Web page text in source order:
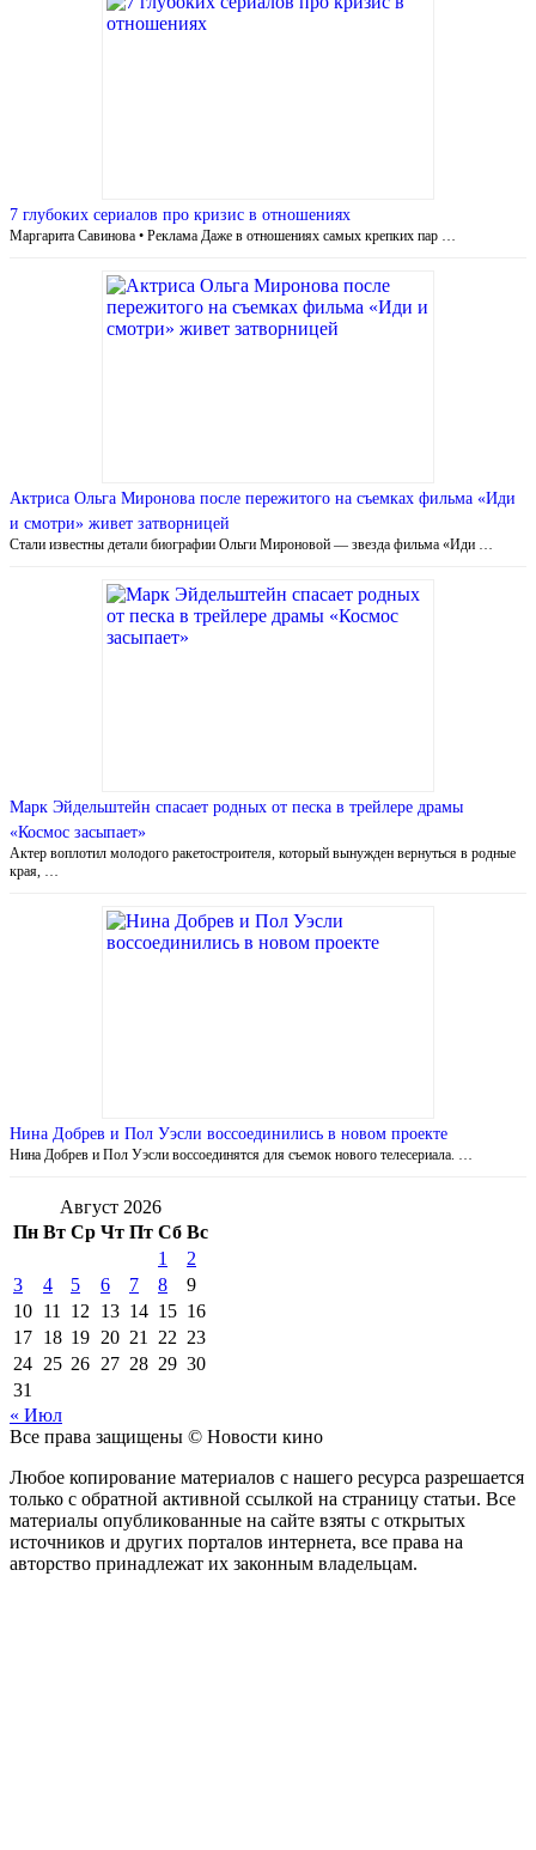
7 глубоких сериалов про кризис в отношениях
Маргарита Савинова • Реклама Даже в отношениях самых крепких пар …
Актриса Ольга Миронова после пережитого на съемках фильма «Иди
и смотри» живет затворницей
Стали известны детали биографии Ольги Мироновой — звезда фильма «Иди …
Марк Эйдельштейн спасает родных от песка в трейлере драмы
«Космос засыпает»
Актер воплотил молодого ракетостроителя, который вынужден вернуться в родные
края, …
Нина Добрев и Пол Уэсли воссоединились в новом проекте
Нина Добрев и Пол Уэсли воссоединятся для съемок нового телесериала. …
Август 2026
Пн Вт Ср Чт Пт Сб Вс
1
2
3
4 5 6 7 8
9
10 11 12 13 14 15 16
17 18 19 20 21 22 23
24 25 26 27 28 29 30
31
« Июл
Все права защищены © Новости кино
Любое копирование материалов с нашего ресурса разрешается
только с обратной активной ссылкой на страницу статьи. Все
материалы опубликованные на сайте взяты с открытых
источников и других порталов интернета, все права на
авторство принадлежат их законным владельцам.